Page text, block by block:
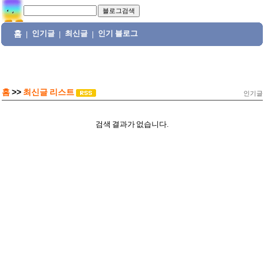
홈 인기글 최신글 인기 블로그
홈 >> 최신글 리스트 인기글
검색 결과가 없습니다.